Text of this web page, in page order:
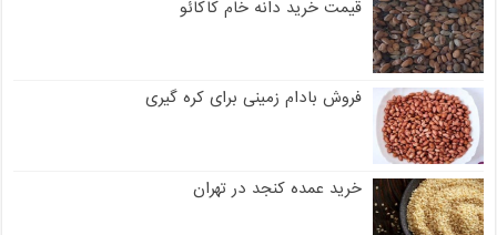
قیمت خرید دانه خام کاکائو
فروش بادام زمینی برای کره گیری
خرید عمده کنجد در تهران